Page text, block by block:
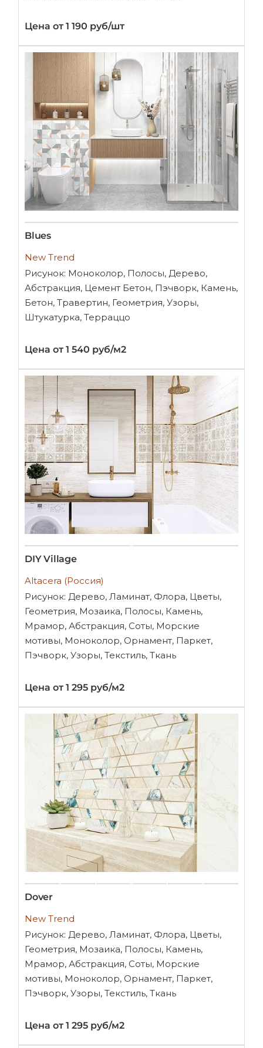
Цена от 1 190 руб/шт
Blues
New Trend
Рисунок: Моноколор, Полосы, Дерево,
Абстракция, Цемент Бетон, Пэчворк, Камень,
Бетон, Травертин, Геометрия, Узоры,
Штукатурка, Терраццо
Цена от 1 540 руб/м2
DIY Village
Altacera (Россия)
Рисунок: Дерево, Ламинат, Флора, Цветы,
Геометрия, Мозаика, Полосы, Камень,
Мрамор, Абстракция, Соты, Морские
мотивы, Моноколор, Орнамент, Паркет,
Пэчворк, Узоры, Текстиль, Ткань
Цена от 1 295 руб/м2
Dover
New Trend
Рисунок: Дерево, Ламинат, Флора, Цветы,
Геометрия, Мозаика, Полосы, Камень,
Мрамор, Абстракция, Соты, Морские
мотивы, Моноколор, Орнамент, Паркет,
Пэчворк, Узоры, Текстиль, Ткань
Цена от 1 295 руб/м2